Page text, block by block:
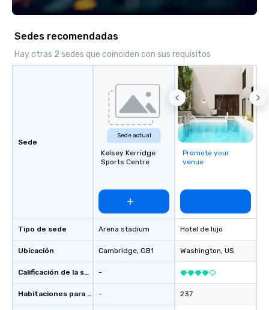
take a unique and
short, we want you to
time throughout! Team Building
Activities and
specialty! Our trivia events are an
easy (and “non-
attendees to connect
especially those, for
different locations!
connections create a
collaborative
itself.
Sedes recomendadas
Hay otras 2 sedes que coinciden con sus requisitos
Sede
Tipo de sede
Ubicación
Calificación de la sede
Habitaciones para huéspedes
Sede actual
Kelsey Kerridge
Sports Centre
Arena stadium
Cambridge, GB1
-
-
Promote your
venue
Hotel de lujo
Washington, US
237